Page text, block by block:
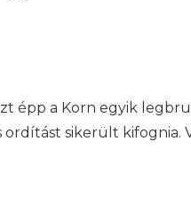
épp a Korn egyik
sikerült